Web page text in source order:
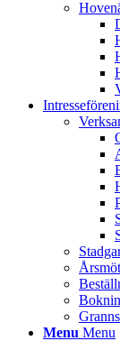
Menu Menu